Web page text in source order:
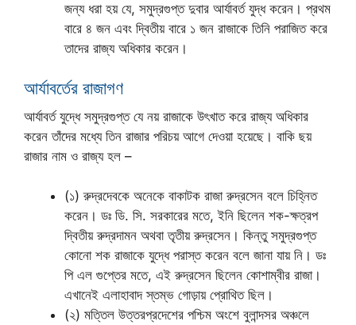
জন্য ধরা হয় যে, সমুদ্রগুপ্ত দুবার আর্যাবর্ত যুদ্ধ করেন। প্রথম
বারে ৪ জন এবং দ্বিতীয় বারে ১ জন রাজাকে তিনি পরাজিত করে
তাদের রাজ্য অধিকার করেন।
আর্যাবর্তের রাজাগণ
আর্যাবর্ত যুদ্ধে সমুদ্রগুপ্ত যে নয় রাজাকে উৎখাত করে রাজ্য অধিকার
করেন তাঁদের মধ্যে তিন রাজার পরিচয় আগে দেওয়া হয়েছে। বাকি ছয়
রাজার নাম ও রাজ্য হল –
(১) রুদ্রদেবকে অনেকে বাকাটক রাজা রুদ্রসেন বলে চিহ্নিত
করেন। ডঃ ডি. সি. সরকারের মতে, ইনি ছিলেন শক-ক্ষত্রপ
দ্বিতীয় রুদ্রদামন অথবা তৃতীয় রুদ্রসেন। কিন্তু সমুদ্রগুপ্ত
কোনো শক রাজাকে যুদ্ধে পরাস্ত করেন বলে জানা যায় নি। ডঃ
পি এল গুপ্তের মতে, এই রুদ্রসেন ছিলেন কোশাম্বীর রাজা।
এখানেই এলাহাবাদ স্তম্ভ গোড়ায় প্রোথিত ছিল।
(২) মত্তিল উত্তরপ্রদেশের পশ্চিম অংশে বুলান্দসর অঞ্চলে